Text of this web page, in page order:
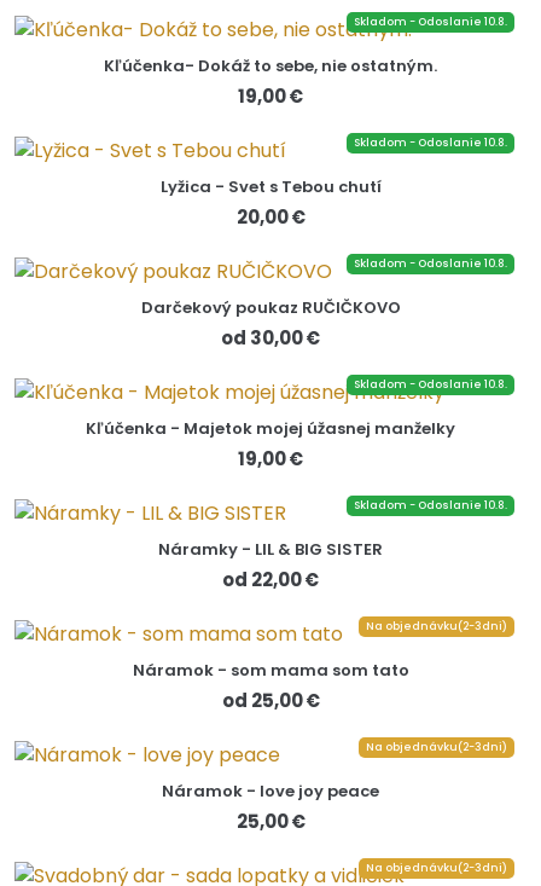
Skladom - Odoslanie 10.8.
Kľúčenka- Dokáž to sebe, nie ostatným.
19,00 €
Skladom - Odoslanie 10.8.
Lyžica - Svet s Tebou chutí
20,00 €
Skladom - Odoslanie 10.8.
Darčekový poukaz RUČIČKOVO
od 30,00 €
Skladom - Odoslanie 10.8.
Kľúčenka - Majetok mojej úžasnej manželky
19,00 €
Skladom - Odoslanie 10.8.
Náramky - LIL & BIG SISTER
od 22,00 €
Na objednávku(2-3dni)
Náramok - som mama som tato
od 25,00 €
Na objednávku(2-3dni)
Náramok - love joy peace
25,00 €
Na objednávku(2-3dni)